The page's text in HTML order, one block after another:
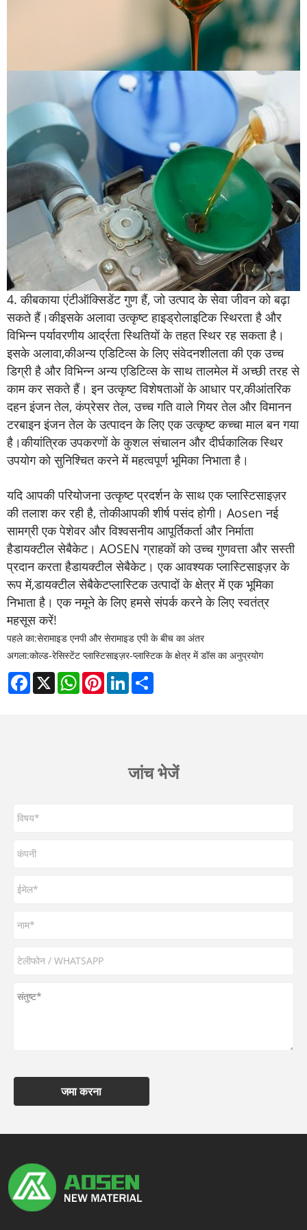
4.कीबकाया एंटीऑक्सिडेंट गुण हैं, जो उत्पाद के सेवा जीवन को बढ़ा
सकते हैं।कीइसके अलावा उत्कृष्ट हाइड्रोलाइटिक स्थिरता है और
विभिन्न पर्यावरणीय आर्द्रता स्थितियों के तहत स्थिर रह सकता है।
इसके अलावा,कीअन्य एडिटिव्स के लिए संवेदनशीलता की एक उच्च
डिग्री है और विभिन्न अन्य एडिटिव्स के साथ तालमेल में अच्छी तरह से
काम कर सकते हैं। इन उत्कृष्ट विशेषताओं के आधार पर,कीआंतरिक
दहन इंजन तेल, कंप्रेसर तेल, उच्च गति वाले गियर तेल और विमानन
टरबाइन इंजन तेल के उत्पादन के लिए एक उत्कृष्ट कच्चा माल बन गया
है।कीयांत्रिक उपकरणों के कुशल संचालन और दीर्घकालिक स्थिर
उपयोग को सुनिश्चित करने में महत्वपूर्ण भूमिका निभाता है।
यदि आपकी परियोजना उत्कृष्ट प्रदर्शन के साथ एक प्लास्टिसाइज़र
की तलाश कर रही है, तोकीआपकी शीर्ष पसंद होगी। Aosen नई
सामग्री एक पेशेवर और विश्वसनीय आपूर्तिकर्ता और निर्माता
हैडायक्टील सेबैकेट। AOSEN ग्राहकों को उच्च गुणवत्ता और सस्ती
प्रदान करता हैडायक्टील सेबैकेट। एक आवश्यक प्लास्टिसाइज़र के
रूप में,डायक्टील सेबैकेटप्लास्टिक उत्पादों के क्षेत्र में एक भूमिका
निभाता है। एक नमूने के लिए हमसे संपर्क करने के लिए स्वतंत्र
महसूस करें!
पहले का:सेरामाइड एनपी और सेरामाइड एपी के बीच का अंतर
अगला:कोल्ड-रेसिस्टेंट प्लास्टिसाइज़र-प्लास्टिक के क्षेत्र में डॉस का अनुप्रयोग
Facebook
X WhatsAppPinterestLinkedIn
जांच भेजें
जमा करना